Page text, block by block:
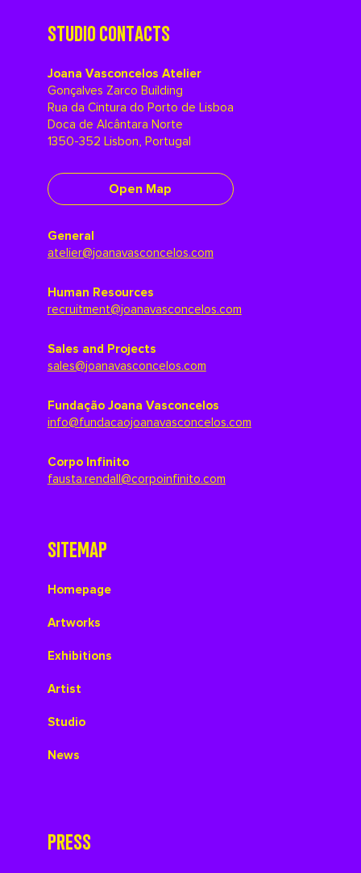
STUDIO CONTACTS
Joana Vasconcelos Atelier
Gonçalves Zarco Building
Rua da Cintura do Porto de Lisboa
Doca de Alcântara Norte
1350-352 Lisbon, Portugal
Open Map
General
atelier@joanavasconcelos.com
Human Resources
recruitment@joanavasconcelos.com
Sales and Projects
sales@joanavasconcelos.com
Fundação Joana Vasconcelos
info@fundacaojoanavasconcelos.com
Corpo Infinito
fausta.rendall@corpoinfinito.com
SITEMAP
Homepage
Artworks
Exhibitions
Artist
Studio
News
PRESS